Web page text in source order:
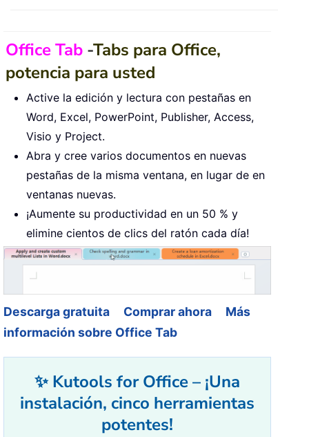
Office Tab -Tabs para Office,
potencia para usted
Active la edición y lectura con pestañas en
Word, Excel, PowerPoint, Publisher, Access,
Visio y Project.
Abra y cree varios documentos en nuevas
pestañas de la misma ventana, en lugar de en
ventanas nuevas.
¡Aumente su productividad en un 50 % y
elimine cientos de clics del ratón cada día!
Descarga gratuita Comprar ahora
Más
información sobre Office Tab
✨ Kutools for Office – ¡Una
instalación, cinco herramientas
potentes!